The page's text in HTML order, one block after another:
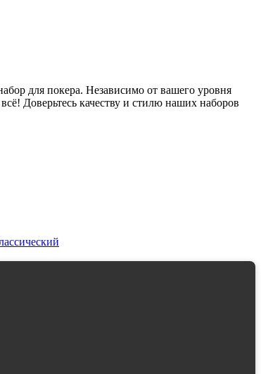
для покера. Независимо от вашего уровня
Доверьтесь качеству и стилю наших наборов